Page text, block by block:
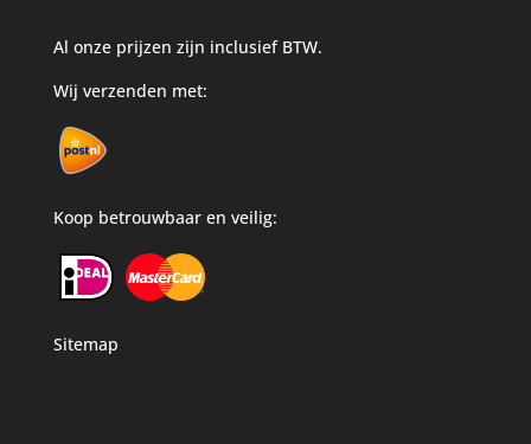
Al onze prijzen zijn inclusief BTW.
Wij verzenden met:
Koop betrouwbaar en veilig:
Sitemap